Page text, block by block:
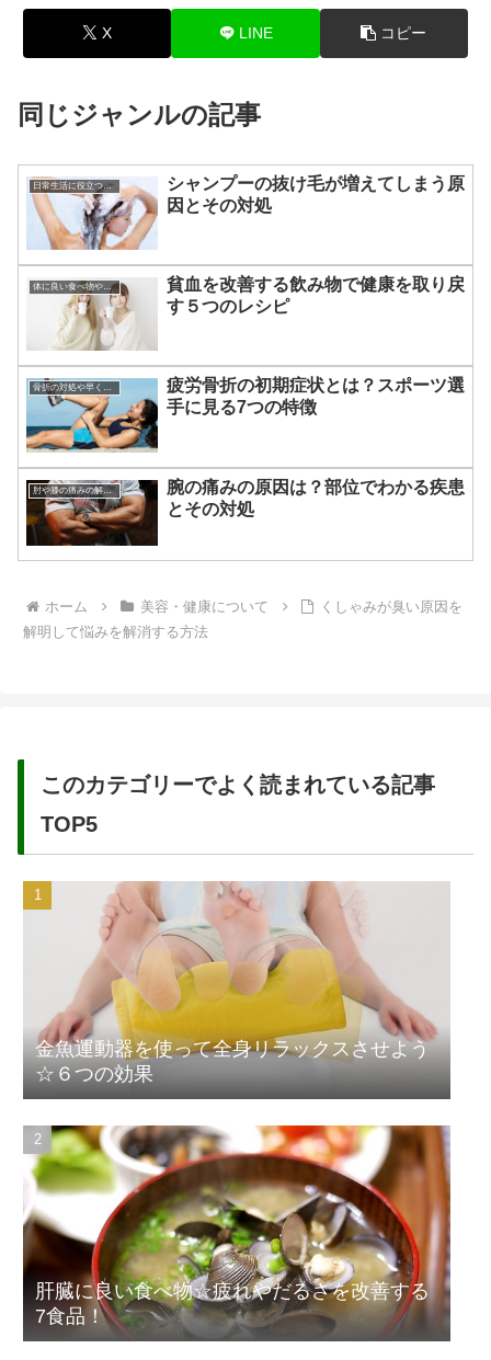
X LINE コピー
同じジャンルの記事
日常生活に役立つあれこれ
シャンプーの抜け毛が増えてしまう原
因とその対処
体に良い食べ物やその効果
貧血を改善する飲み物で健康を取り戻
す５つのレシピ
骨折の対処や早く治す方法
疲労骨折の初期症状とは？スポーツ選
手に見る7つの特徴
肘や膝の痛みの解消法
腕の痛みの原因は？部位でわかる疾患
とその対処
ホーム 美容・健康について
くしゃみが臭い原因を
解明して悩みを解消する方法
このカテゴリーでよく読まれている記事
TOP5
金魚運動器を使って全身リラックスさせよう
☆６つの効果
肝臓に良い食べ物☆疲れやだるさを改善する
7食品！